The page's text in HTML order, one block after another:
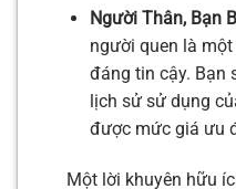
Người Thân, Bạn
người quen là
đáng tin cậy. Bạn
lịch sử sử dụng
được mức giá ưu
Một lời khuyên hữu